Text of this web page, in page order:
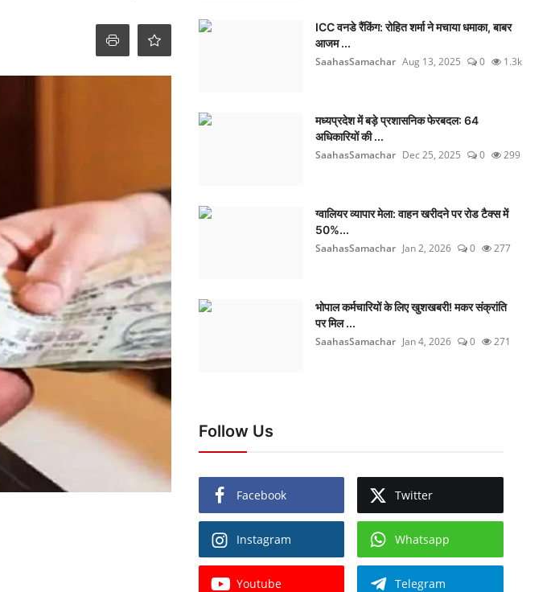
ICC वनडे रैंकिंग: रोहित शर्मा ने मचाया धमाका, बाबर
आजम ...
SaahasSamachar Aug 13, 2025 0 1.3k
मध्यप्रदेश में बड़े प्रशासनिक फेरबदल: 64
अधिकारियों की ...
SaahasSamachar Dec 25, 2025 0 299
ग्वालियर व्यापार मेला: वाहन खरीदने पर रोड टैक्स में
50%...
SaahasSamachar Jan 2, 2026 0 277
भोपाल कर्मचारियों के लिए खुशखबरी! मकर संक्रांति
पर मिल ...
SaahasSamachar Jan 4, 2026 0 271
Follow Us
Facebook Twitter
Instagram Whatsapp
Youtube Telegram